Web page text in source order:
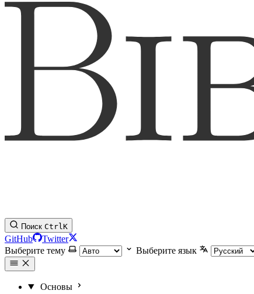
Поиск CtrlK
GitHub
Twitter
Выберите тему
Выберите язык
Основы